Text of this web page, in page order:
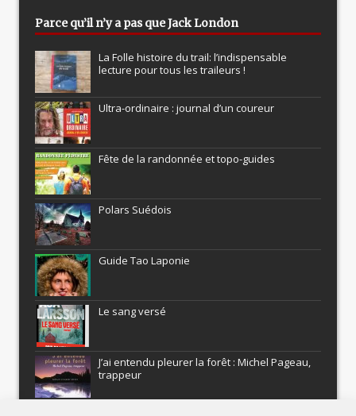
Parce qu’il n’y a pas que Jack London
La Folle histoire du trail: l’indispensable
lecture pour tous les traileurs !
Ultra-ordinaire : journal d’un coureur
Fête de la randonnée et topo-guides
Polars Suédois
Guide Tao Laponie
Le sang versé
J’ai entendu pleurer la forêt : Michel Pageau,
trappeur